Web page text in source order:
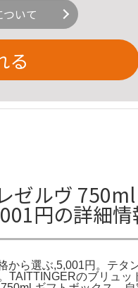
いて
る
ゼルヴ
円の詳細情
から選ぶ,5,001円。テ
TAITTINGERのブリュ